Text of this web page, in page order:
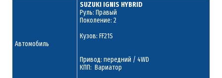
Автомобиль
SUZUKI IGNIS HYBRID
Руль: Правый
Поколение: 2
Кузов: FF21S
Привод: передний / 4WD
КПП: Вариатор